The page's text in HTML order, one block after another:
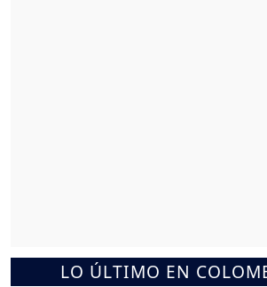
LO ÚLTIMO EN